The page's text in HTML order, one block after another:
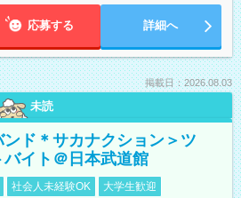
応募する 詳細へ
掲載日：2026.08.03
未読
ド＊サカナクション＞ツ
イト＠日本武道館
社会人未経験OK 大学生歓迎